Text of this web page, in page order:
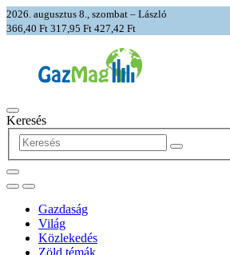
2026. augusztus 8., szombat – László
366,40 Ft 317,95 Ft 427,42 Ft
Keresés
Gazdaság
Világ
Közlekedés
Zöld témák